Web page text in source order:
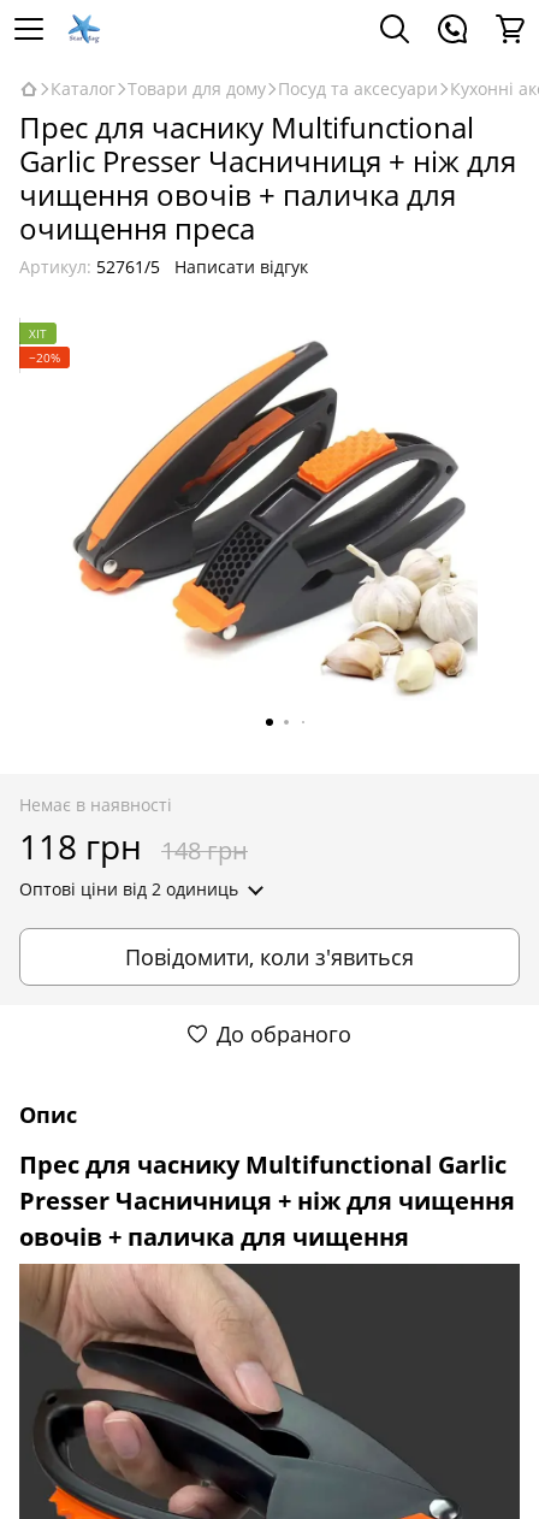
Каталог Товари для дому Посуд та аксесуари Кухонні
Прес для часнику Multifunctional
Garlic Presser Часничниця + ніж для
чищення овочів + паличка для
очищення преса
Артикул: 52761/5 Написати відгук
ХІТ
−20%
Немає в наявності
118 грн 148 грн
Оптові ціни від 2 одиниць
Повідомити, коли з'явиться
До обраного
Опис
Прес для часнику Multifunctional Garlic
Presser Часничниця + ніж для чищення
овочів + паличка для чищення